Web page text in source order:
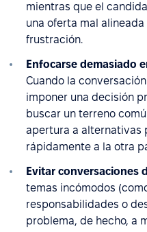
mientras que el
una oferta mal
frustración.
Enfocarse demasiado
Cuando la
imponer una decisión
buscar un terreno
apertura a alternativas
rápidamente a la otra
Evitar conversaciones
temas incómodos
responsabilidades o
problema, de hecho, a